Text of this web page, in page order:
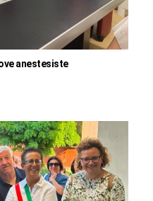
anestesiste